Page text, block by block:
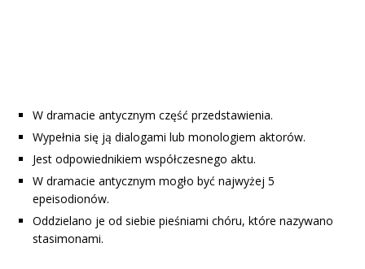
W dramacie antycznym część przedstawienia.
Wypełnia się ją dialogami lub monologiem aktorów.
Jest odpowiednikiem współczesnego aktu.
W dramacie antycznym mogło być najwyżej 5
epeisodionów.
Oddzielano je od siebie pieśniami chóru, które nazywano
stasimonami.